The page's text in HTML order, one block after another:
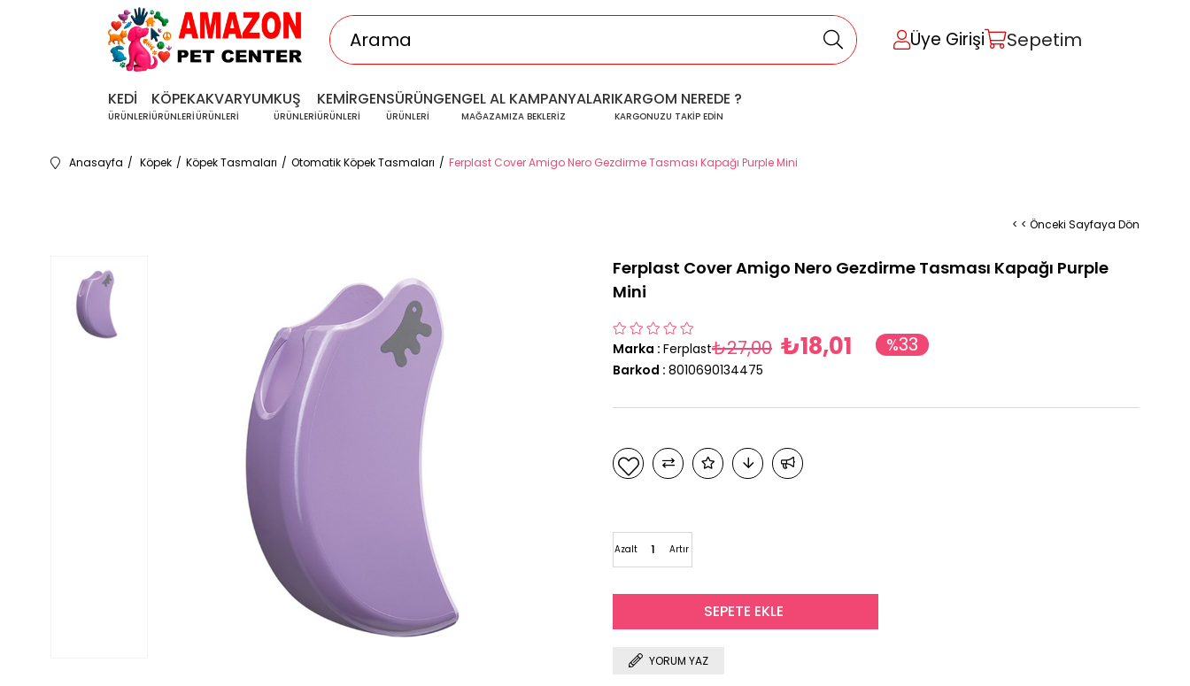
Üye Girişi Sepetim
KEDİ
ÜRÜNLERİ
KÖPEK
ÜRÜNLERİ
AKVARYUM
ÜRÜNLERİ
KUŞ
ÜRÜNLERİ
KEMİRGEN
ÜRÜNLERİ
SÜRÜNGEN
ÜRÜNLERİ
GEL AL KAMPANYALARI
MAĞAZAMIZA BEKLERİZ
KARGOM NEREDE ?
KARGONUZU TAKİP EDİN
Anasayfa Köpek Köpek Tasmaları Otomatik Köpek Tasmaları Ferplast Cover Amigo Nero Gezdirme Tasması Kapağı Purple Mini
< < Önceki Sayfaya Dön
Ferplast Cover Amigo Nero Gezdirme Tasması Kapağı Purple
Mini
Marka : Ferplast %33
₺27,00 ₺18,01
Barkod : 8010690134475
Artır
Azalt
YORUM YAZ